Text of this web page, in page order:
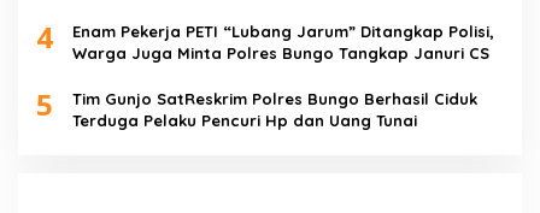
4
Enam Pekerja PETI “Lubang Jarum” Ditangkap Polisi,
Warga Juga Minta Polres Bungo Tangkap Januri CS
5
Tim Gunjo SatReskrim Polres Bungo Berhasil Ciduk
Terduga Pelaku Pencuri Hp dan Uang Tunai